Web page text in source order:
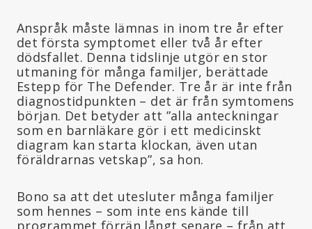
Anspråk måste lämnas in inom tre år efter
det första symptomet eller två år efter
dödsfallet. Denna tidslinje utgör en stor
utmaning för många familjer, berättade
Estepp för The Defender. Tre år är inte från
diagnostidpunkten – det är från symtomens
början. Det betyder att ”alla anteckningar
som en barnläkare gör i ett medicinskt
diagram kan starta klockan, även utan
föräldrarnas vetskap”, sa hon.
Bono sa att det utesluter många familjer
som hennes – som inte ens kände till
programmet förrän långt senare – från att